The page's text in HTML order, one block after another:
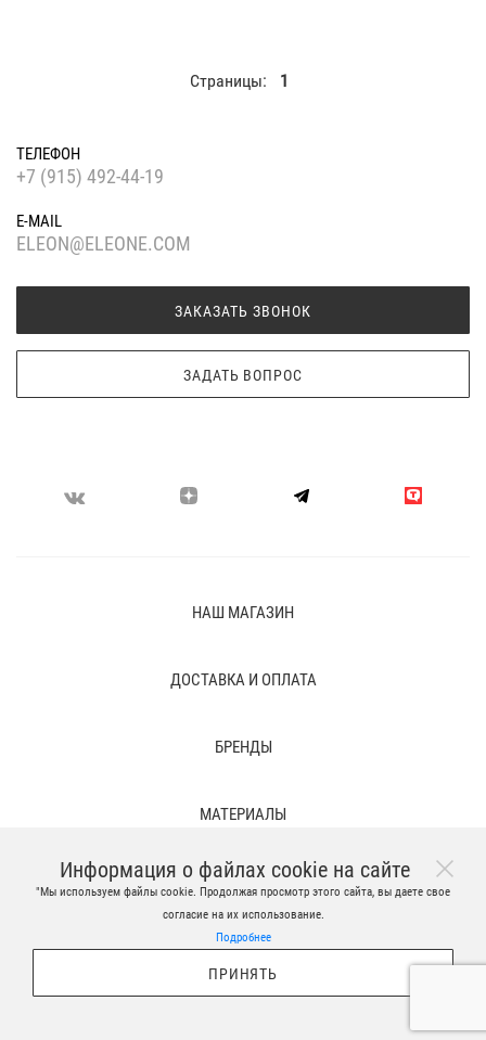
Страницы: 1
ТЕЛЕФОН
+7 (915) 492-44-19
E-MAIL
ELEON@ELEONE.COM
ЗАКАЗАТЬ ЗВОНОК
ЗАДАТЬ ВОПРОС
НАШ МАГАЗИН
ДОСТАВКА И ОПЛАТА
БРЕНДЫ
МАТЕРИАЛЫ
ПРАВОВЫЕ ПОЛОЖЕНИЯ И ВРЕМЕННЫЕ ФАЙЛЫ
Информация о файлах cookie на сайте
"Мы используем файлы cookie. Продолжая просмотр этого сайта, вы даете свое
согласие на их использование.
Подробнее
ПРИНЯТЬ